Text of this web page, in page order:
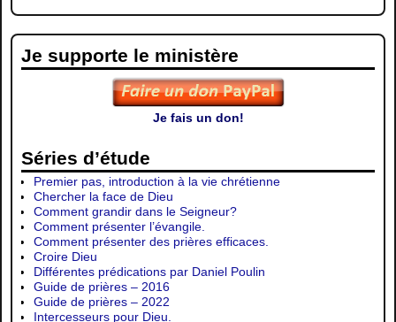
Je supporte le ministère
Je fais un don!
Séries d’étude
Premier pas, introduction à la vie chrétienne
Chercher la face de Dieu
Comment grandir dans le Seigneur?
Comment présenter l’évangile.
Comment présenter des prières efficaces.
Croire Dieu
Différentes prédications par Daniel Poulin
Guide de prières – 2016
Guide de prières – 2022
Intercesseurs pour Dieu.